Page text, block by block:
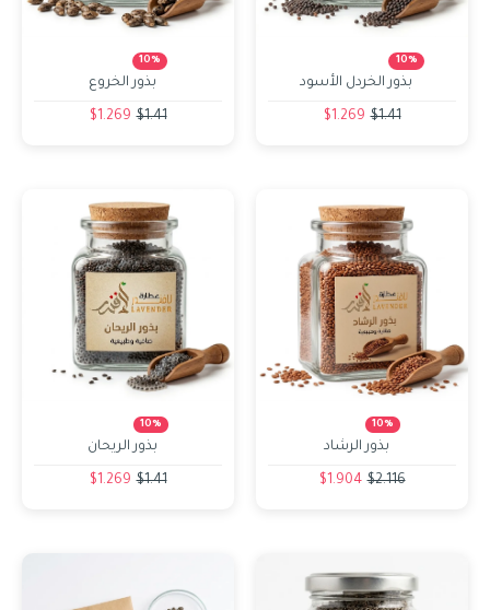
10%
بذور الخردل الأسود
$1.41
$1.269
10%
بذور الخروع
$1.41
$1.269
10%
بذور الرشاد
$2.116
$1.904
10%
بذور الريحان
$1.41
$1.269